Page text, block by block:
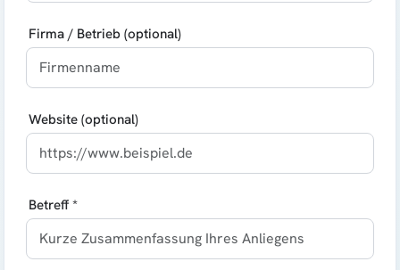
Firma / Betrieb (optional)
Website (optional)
Betreff *